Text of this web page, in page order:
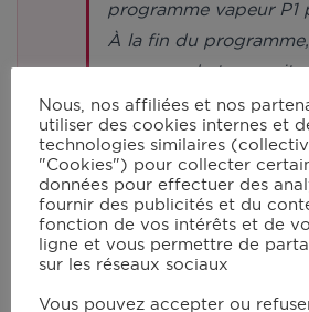
programme vapeur P1
À la fin du
pommes de terre
saladier et laissez-les
À l’aide d’un presse
fourchette, écrasez les
terre pour obtenir une
Ajoutez
sel et le poivre et
Nous, nos affiliées et nos
utiliser des cookies internes et
technologies similaires
"Cookies") pour collecter
données pour effectuer des
fournir des publicités et du
fonction de vos intérêts et de
ligne et vous permettre de
sur les réseaux sociaux
Vous pouvez accepter ou